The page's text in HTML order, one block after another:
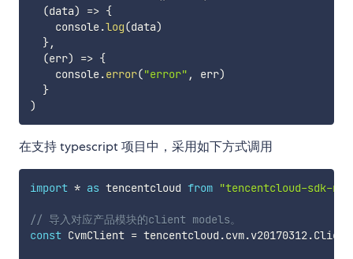
(data) => {
    console
.log(data)
},
(err) => {
    console
.error("error" , err)
}
)
在支持 typescript 项目中，采用如下方式调用
import * as tencentcloud from "tencentcloud-sdk-
// 导入对应产品模块的client models。
const CvmClient = tencentcloud .cvm.v20170312.Client